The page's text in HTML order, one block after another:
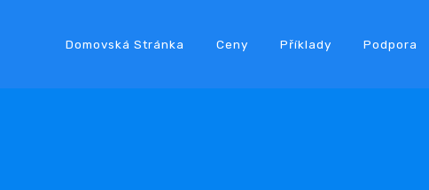
Domovská Stránka Ceny Příklady Podpora